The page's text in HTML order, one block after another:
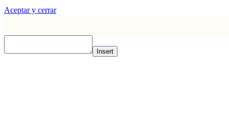
Aceptar y cerrar
Insert